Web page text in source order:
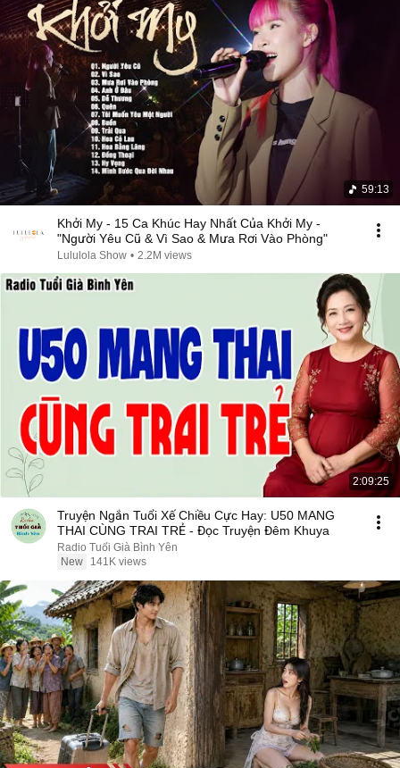
59:13
Khởi My - 15 Ca Khúc Hay Nhất Của Khởi My -
"Người Yêu Cũ & Vì Sao & Mưa Rơi Vào Phòng"
Lululola Show • 2.2M views
2:09:25
Truyện Ngắn Tuổi Xế Chiều Cực Hay: U50 MANG
THAI CÙNG TRAI TRẺ - Đọc Truyện Đêm Khuya
Radio Tuổi Già Bình Yên
New
141K views